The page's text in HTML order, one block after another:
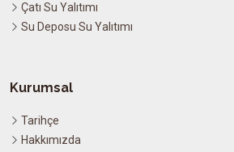
Çatı Su Yalıtımı
Su Deposu Su Yalıtımı
Kurumsal
Tarihçe
Hakkımızda